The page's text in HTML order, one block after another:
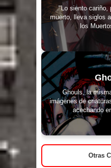
"Lo siento cariño,
muerto, lleva siglos
los
Ghouls, la
imágenes de
acechando
Otras